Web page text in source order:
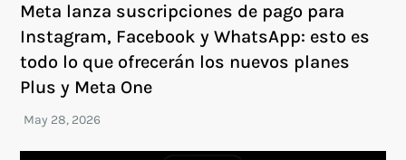
Meta lanza suscripciones de pago para
Instagram, Facebook y WhatsApp: esto es
todo lo que ofrecerán los nuevos planes
Plus y Meta One